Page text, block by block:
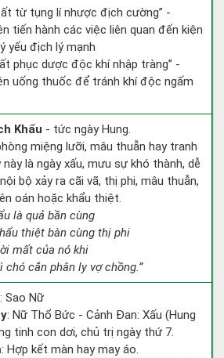
từ tụng lí nhược địch cường” -
tiến hành các việc liên quan đến kiện
yếu địch lý mạnh
phục dược độc khí nhập tràng” -
uống thuốc để tránh khí độc ngấm
Khẩu - tức ngày Hung.
miệng lưỡi, mâu thuẫn hay tranh
này là ngày xấu, mưu sự khó thành, dễ
bộ xảy ra cãi vã, thị phi, mâu thuẫn,
oán hoặc khẩu thiệt.
là quả bần cùng
thiệt bàn cùng thị phi
mất của nó khi
chó cắn phân ly vợ chồng.”
: Sao Nữ
: Nữ Thổ Bức - Cảnh Đan: Xấu (Hung
tinh con dơi, chủ trị ngày thứ 7.
: Hợp kết màn hay may áo.